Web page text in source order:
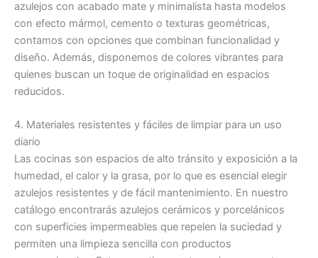
azulejos con acabado mate y minimalista hasta modelos
con efecto mármol, cemento o texturas geométricas,
contamos con opciones que combinan funcionalidad y
diseño. Además, disponemos de colores vibrantes para
quienes buscan un toque de originalidad en espacios
reducidos.
4. Materiales resistentes y fáciles de limpiar para un uso
diario
Las cocinas son espacios de alto tránsito y exposición a la
humedad, el calor y la grasa, por lo que es esencial elegir
azulejos resistentes y de fácil mantenimiento. En nuestro
catálogo encontrarás azulejos cerámicos y porcelánicos
con superficies impermeables que repelen la suciedad y
permiten una limpieza sencilla con productos